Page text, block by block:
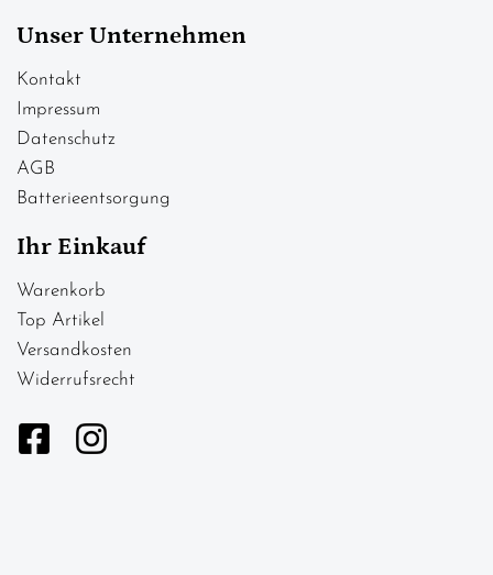
Unser Unternehmen
Kontakt
Impressum
Datenschutz
AGB
Batterieentsorgung
Ihr Einkauf
Warenkorb
Top Artikel
Versandkosten
Widerrufsrecht